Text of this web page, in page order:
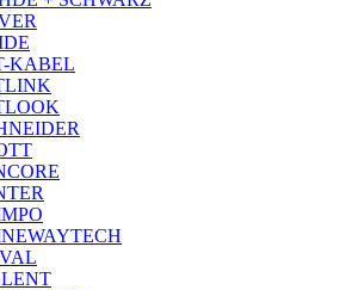
KABEL